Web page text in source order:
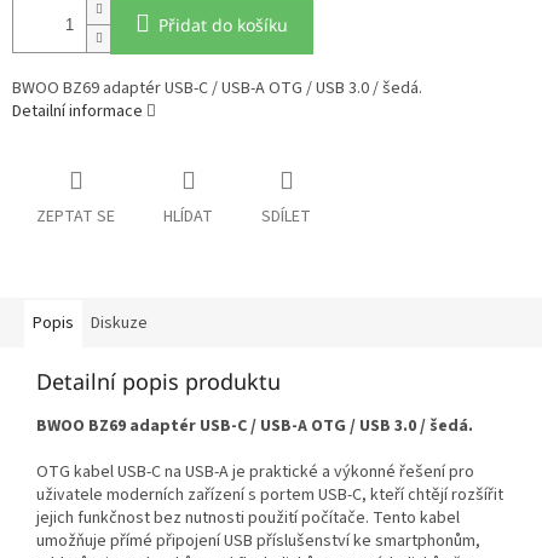
Přidat do košíku
BWOO BZ69 adaptér USB-C / USB-A OTG / USB 3.0 / šedá.
Detailní informace
ZEPTAT SE HLÍDAT SDÍLET
Popis Diskuze
Detailní popis produktu
BWOO BZ69 adaptér USB-C / USB-A OTG / USB 3.0 / šedá.
OTG kabel USB-C na USB-A je praktické a výkonné řešení pro
uživatele moderních zařízení s portem USB-C, kteří chtějí rozšířit
jejich funkčnost bez nutnosti použití počítače. Tento kabel
umožňuje přímé připojení USB příslušenství ke smartphonům,